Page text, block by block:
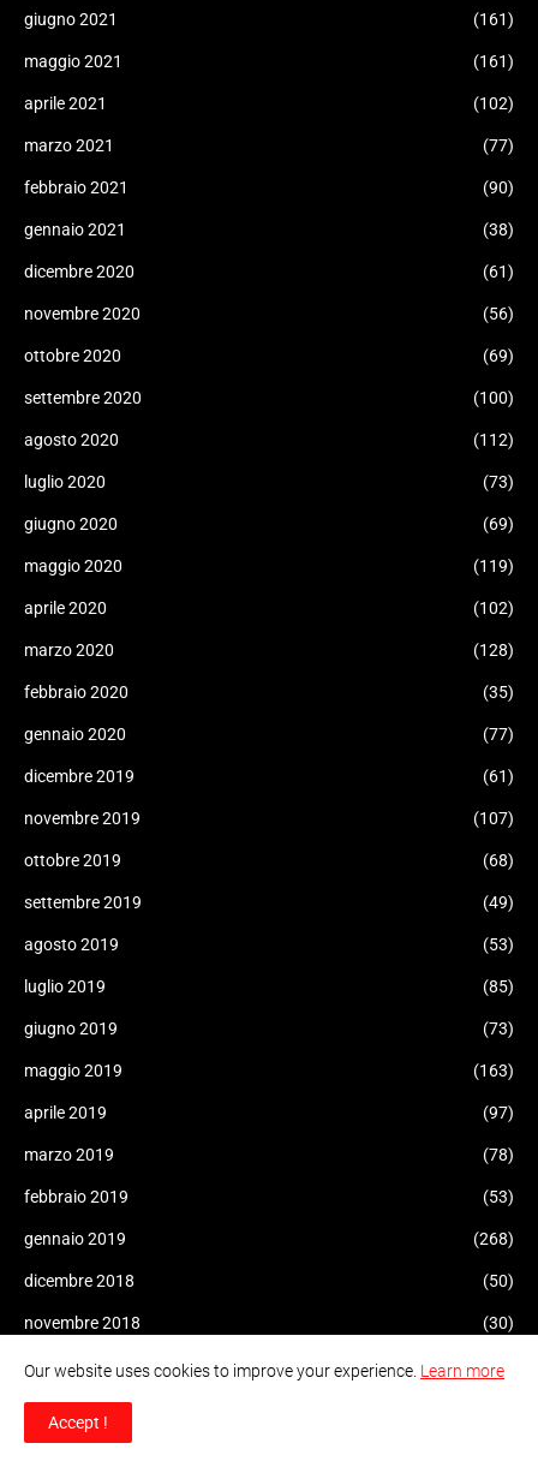
giugno 2021 (161)
maggio 2021 (161)
aprile 2021 (102)
marzo 2021 (77)
febbraio 2021 (90)
gennaio 2021 (38)
dicembre 2020 (61)
novembre 2020 (56)
ottobre 2020 (69)
settembre 2020 (100)
agosto 2020 (112)
luglio 2020 (73)
giugno 2020 (69)
maggio 2020 (119)
aprile 2020 (102)
marzo 2020 (128)
febbraio 2020 (35)
gennaio 2020 (77)
dicembre 2019 (61)
novembre 2019 (107)
ottobre 2019 (68)
settembre 2019 (49)
agosto 2019 (53)
luglio 2019 (85)
giugno 2019 (73)
maggio 2019 (163)
aprile 2019 (97)
marzo 2019 (78)
febbraio 2019 (53)
gennaio 2019 (268)
dicembre 2018 (50)
novembre 2018 (30)
ottobre 2018 (318)
settembre 2018
agosto 2018
Our website uses cookies to improve your experience. Learn more
Accept !